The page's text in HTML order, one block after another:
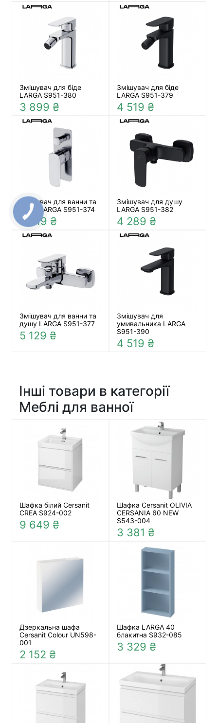
Змішувач для біде
LARGA S951-380
3 899 ₴
Змішувач для біде
LARGA S951-379
4 519 ₴
Змішувач для ванни та
душу LARGA S951-374
4 519 ₴
Змішувач для душу
LARGA S951-382
4 289 ₴
Змішувач для ванни та
душу LARGA S951-377
5 129 ₴
Змішувач для
умивальника LARGA
S951-390
4 519 ₴
Інші товари в категорії
Меблі для ванної
Шафка білий Cersanit
CREA S924-002
9 649 ₴
Шафка Cersanit OLIVIA
CERSANIA 60 NEW
S543-004
3 381 ₴
Дзеркальна шафа
Cersanit Colour UN598-
001
2 152 ₴
Шафка LARGA 40
блакитна S932-085
3 329 ₴